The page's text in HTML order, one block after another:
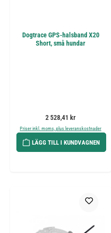
Dogtrace GPS-halsband X20
Short, små hundar
Ordinarie pris:
2 528,41 kr
Priser inkl. moms, plus leveranskostnader
LÄGG TILL I KUNDVAGNEN